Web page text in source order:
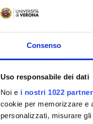
Consenso
Uso responsabile dei dati
Noi e i nostri 1022 partner
cookie per memorizzare e
personalizzati, misurare
Per
alle